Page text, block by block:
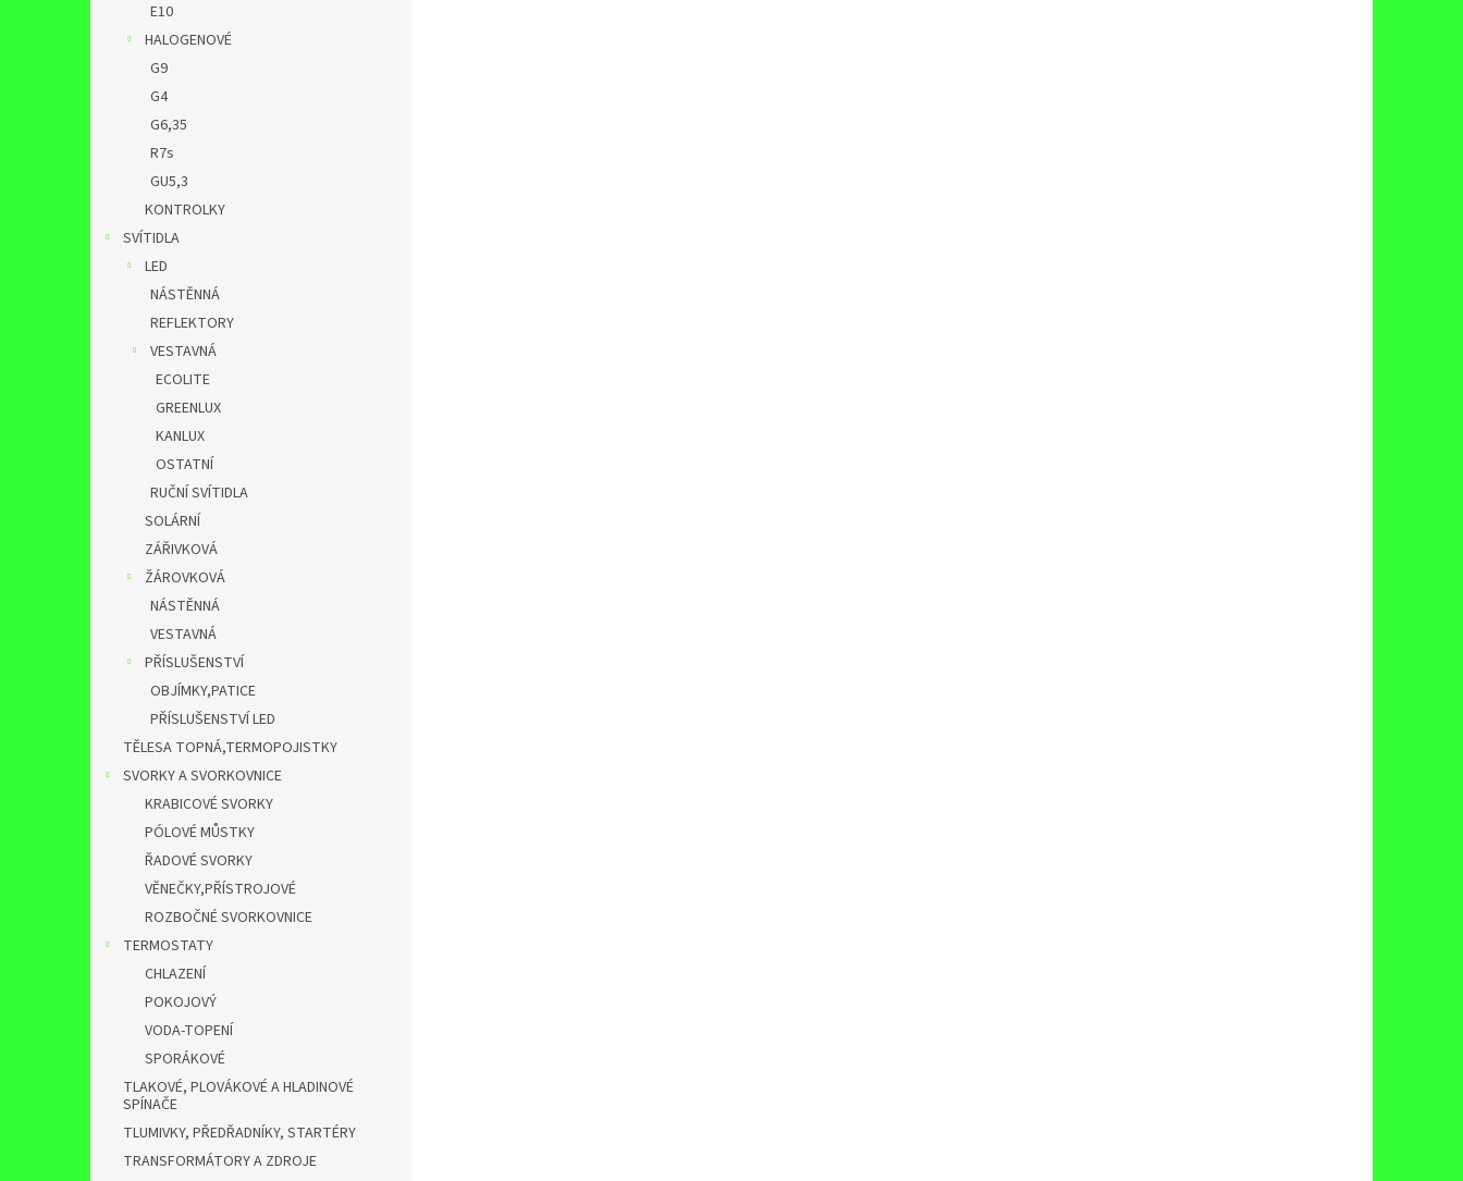
E10
HALOGENOVÉ
G9
G4
G6,35
R7s
GU5,3
KONTROLKY
SVÍTIDLA
LED
NÁSTĚNNÁ
REFLEKTORY
VESTAVNÁ
ECOLITE
GREENLUX
KANLUX
OSTATNÍ
RUČNÍ SVÍTIDLA
SOLÁRNÍ
ZÁŘIVKOVÁ
ŽÁROVKOVÁ
NÁSTĚNNÁ
VESTAVNÁ
PŘÍSLUŠENSTVÍ
OBJÍMKY,PATICE
PŘÍSLUŠENSTVÍ LED
TĚLESA TOPNÁ,TERMOPOJISTKY
SVORKY A SVORKOVNICE
KRABICOVÉ SVORKY
PÓLOVÉ MŮSTKY
ŘADOVÉ SVORKY
VĚNEČKY,PŘÍSTROJOVÉ
ROZBOČNÉ SVORKOVNICE
TERMOSTATY
CHLAZENÍ
POKOJOVÝ
VODA-TOPENÍ
SPORÁKOVÉ
TLAKOVÉ, PLOVÁKOVÉ A HLADINOVÉ
SPÍNAČE
TLUMIVKY, PŘEDŘADNÍKY, STARTÉRY
TRANSFORMÁTORY A ZDROJE